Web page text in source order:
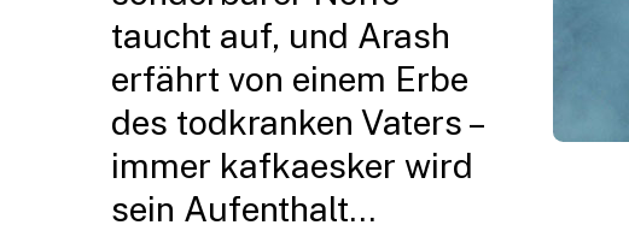
taucht auf, und Arash
erfährt von einem Erbe
des todkranken Vaters –
immer kafkaesker wird
sein Aufenthalt…